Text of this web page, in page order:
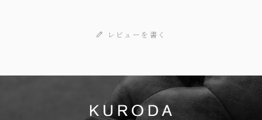
レビューを書く